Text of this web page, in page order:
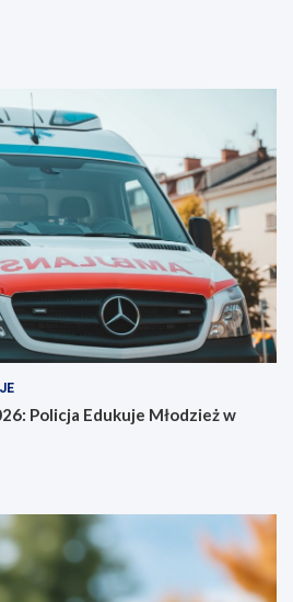
Policja Edukuje Młodzież w